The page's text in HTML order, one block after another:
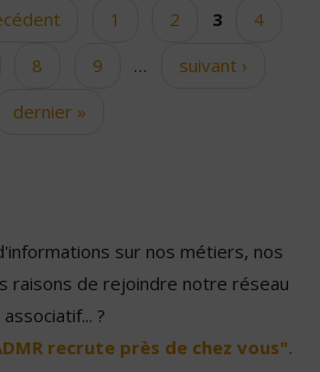
1 2 3
4
8 9 …
suivant ›
dernier »
sur nos métiers, nos
raisons de rejoindre notre réseau
associatif... ?
recrute près de chez vous".